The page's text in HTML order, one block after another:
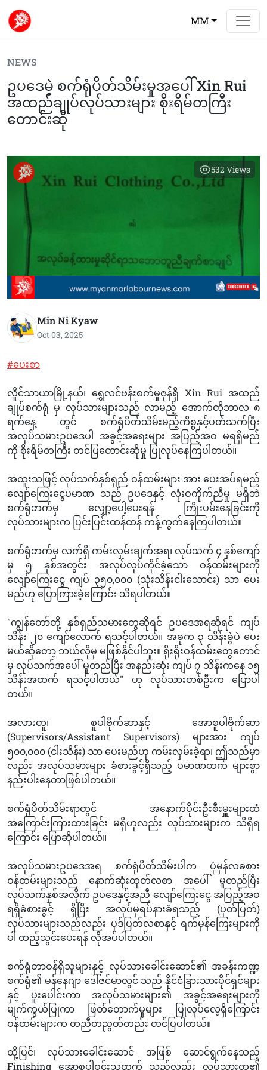
MM
NEWS
ဥပဒေမဲ့ စက်ရုံပိတ်သိမ်းမှုအပေါ် Xin Rui
အထည်ချုပ်လုပ်သားများ စိုးရိမ်တကြီး
တောင်းဆို
532Views
Min Ni Kyaw
Oct 03, 2025
#ပေးစာ
လှိုင်သာယာမြို့နယ်၊ ရွှေလင်ဗန်းစက်မှုဇုန်ရှိ Xin Rui အထည်
ချုပ်စက်ရုံ မှ လုပ်သားများသည် လာမည့် အောက်တိုဘာလ ၈
ရက်နေ့ တွင် စက်ရုံပိတ်သိမ်းမည့်ကိစ္စနှင့်ပတ်သက်ပြီး
အလုပ်သမားဥပဒေပါ အခွင့်အရေးများ အပြည့်အဝ မရရှိမည်
ကို စိုးရိမ်တကြီး တင်ပြတောင်းဆိုမှု ပြုလုပ်နေကြပါတယ်။
အထူးသဖြင့် လုပ်သက်နှစ်ရှည် ဝန်ထမ်းများ အား ပေးအပ်ရမည့်
လျော်ကြေးငွေပမာဏ သည် ဥပဒေနှင့် လုံးဝကိုက်ညီမှု မရှိဘဲ
စက်ရုံဘက်မှ လျှော့ပေါ့ပေးရန် ကြိုးပမ်းနေခြင်းကို
လုပ်သားများက ပြင်းပြင်းထန်ထန် ကန့်ကွက်နေကြပါတယ်။
စက်ရုံဘက်မှ လက်ရှိ ကမ်းလှမ်းချက်အရ၊ လုပ်သက် ၄ နှစ်ကျော်
မှ ၅ နှစ်အတွင်း အလုပ်လုပ်ကိုင်ခဲ့သော ဝန်ထမ်းများကို
လျော်ကြေးငွေ ကျပ် ၃၅၀,၀၀၀ (သုံးသိန်းငါးသောင်း) သာ ပေး
မည်ဟု ပြောကြားခဲ့ကြောင်း သိရပါတယ်။
"ကျွန်တော်တို့ နှစ်ရှည်သမားတွေဆိုရင် ဥပဒေအရဆိုရင် ကျပ်
သိန်း ၂၀ ကျော်လောက် ရသင့်ပါတယ်။ အခုက ၃ သိန်းခွဲပဲ ပေး
မယ်ဆိုတော့ ဘယ်လိုမှ မဖြစ်နိုင်ပါဘူး။ ရိုးရိုးဝန်ထမ်းတွေတောင်
မှ လုပ်သက်အပေါ် မူတည်ပြီး အနည်းဆုံး ကျပ် ၇ သိန်းကနေ ၁၅
သိန်းအထက် ရသင့်ပါတယ်" ဟု လုပ်သားတစ်ဦးက ပြောပါ
တယ်။
အလားတူ၊ စူပါဗိုက်ဆာနှင့် အောစူပါဗိုက်ဆာ
(Supervisors/Assistant Supervisors) များအား ကျပ်
၅၀၀,၀၀၀ (ငါးသိန်း) သာ ပေးမည်ဟု ကမ်းလှမ်းခဲ့ရာ၊ ဤသည်မှာ
လည်း အလုပ်သမားများ ခံစားခွင့်ရှိသည့် ပမာဏထက် များစွာ
နည်းပါးနေတာဖြစ်ပါတယ်။
စက်ရုံပိတ်သိမ်းရာတွင် အနောက်ပိုင်းဦးစီးမှူးများထံ
အကြောင်းကြားထားခြင်း မရှိဟုလည်း လုပ်သားများက သိရှိရ
ကြောင်း ပြောဆိုပါတယ်။
အလုပ်သမားဥပဒေအရ စက်ရုံပိတ်သိမ်းပါက ပုံမှန်လခစား
ဝန်ထမ်းများသည် နောက်ဆုံးထုတ်လစာ အပေါ် မူတည်ပြီး
လုပ်သက်နှစ်အလိုက် ဥပဒေနှင့်အညီ လျော်ကြေးငွေ အပြည့်အဝ
ရရှိခံစားခွင့် ရှိပြီး အလုပ်မှရပ်နားခံရသည့် (ပုတ်ပြတ်)
လုပ်သားများသည်လည်း ပုဒ်ပြတ်လစာနှင့် ရက်မှန်ကြေးများကို
ပါ ထည့်သွင်းပေးရန် လိုအပ်ပါတယ်။
စက်ရုံတာဝန်ရှိသူများနှင့် လုပ်သားခေါင်းဆောင်၏ အခန်းကဏ္ဍ
စက်ရုံ၏ မန်နေဂျာ ဒေါ်ဇင်မာလွင် သည် နိုင်ငံခြားသားပိုင်ရှင်များ
နှင့် ပူးပေါင်းကာ အလုပ်သမားများ၏ အခွင့်အရေးများကို
မျက်ကွယ်ပြုကာ ဖြတ်တောက်မှုများ ပြုလုပ်လေ့ရှိကြောင်း
ဝန်ထမ်းများက တညီတညွတ်တည်း တင်ပြပါတယ်။
ထို့ပြင်၊ လုပ်သားခေါင်းဆောင် အဖြစ် ဆောင်ရွက်နေသည့်
Finishing အောစူပါဝင်းသူထက် သည်လည်း လုပ်သားထု၏